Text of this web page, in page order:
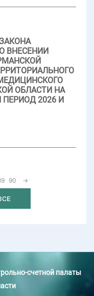
ВНЕСЕНИИ
ОБЛАСТИ НА
2026 И
90 →
счетной палаты